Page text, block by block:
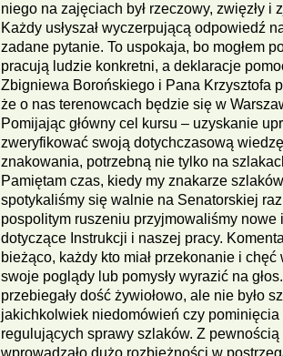
niego na zajęciach był rzeczowy, zwięzły i
Każdy usłyszał wyczerpującą odpowiedź
zadane pytanie. To uspokaja, bo mogłem
pracują ludzie konkretni, a deklaracje
Zbigniewa Borońskiego i Pana Krzysztofa
że o nas terenowcach będzie się w
Pomijając główny cel kursu – uzyskanie
zweryfikować swoją dotychczasową
znakowania, potrzebną nie tylko na
Pamiętam czas, kiedy my znakarze
spotykaliśmy się walnie na Senatorskiej
pospolitym ruszeniu przyjmowaliśmy nowe
dotyczące Instrukcji i naszej pracy.
bieżąco, każdy kto miał przekonanie i chęć
swoje poglądy lub pomysły wyrazić na
przebiegały dość żywiołowo, ale nie było
jakichkolwiek niedomówień czy pominięcia
regulujących sprawy szlaków. Z pewnością
wprowadzało dużo rozbieżności w